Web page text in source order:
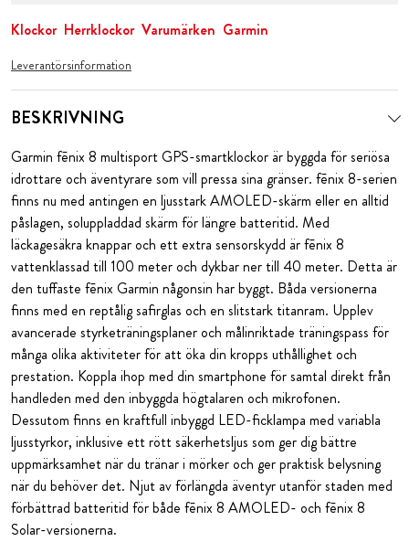
Klockor Herrklockor Varumärken Garmin
Leverantörsinformation
BESKRIVNING
Garmin fēnix 8 multisport GPS-smartklockor är byggda för seriösa
idrottare och äventyrare som vill pressa sina gränser. fēnix 8-serien
finns nu med antingen en ljusstark AMOLED-skärm eller en alltid
påslagen, soluppladdad skärm för längre batteritid. Med
läckagesäkra knappar och ett extra sensorskydd är fēnix 8
vattenklassad till 100 meter och dykbar ner till 40 meter. Detta är
den tuffaste fēnix Garmin någonsin har byggt. Båda versionerna
finns med en reptålig safirglas och en slitstark titanram. Upplev
avancerade styrketräningsplaner och målinriktade träningspass för
många olika aktiviteter för att öka din kropps uthållighet och
prestation. Koppla ihop med din smartphone för samtal direkt från
handleden med den inbyggda högtalaren och mikrofonen.
Dessutom finns en kraftfull inbyggd LED-ficklampa med variabla
ljusstyrkor, inklusive ett rött säkerhetsljus som ger dig bättre
uppmärksamhet när du tränar i mörker och ger praktisk belysning
när du behöver det. Njut av förlängda äventyr utanför staden med
förbättrad batteritid för både fēnix 8 AMOLED- och fēnix 8
Solar-versionerna.